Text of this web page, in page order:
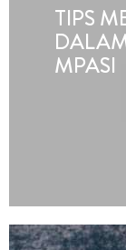
TIPS
MPASI